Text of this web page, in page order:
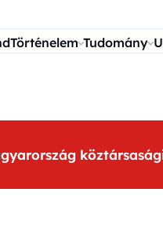
Történelem Tudomány